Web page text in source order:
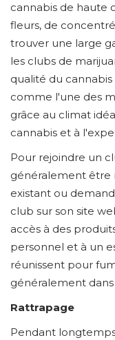
cannabis de haute
fleurs, de
trouver une large
les clubs de
qualité du
comme l'une des
grâce au climat
cannabis et à
Pour rejoindre un
généralement
existant ou
club sur son site
accès à des
personnel et à un
réunissent pour
généralement
Rattrapage
Pendant